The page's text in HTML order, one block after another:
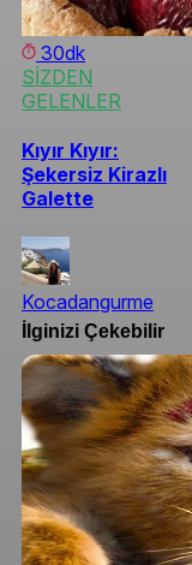
30dk
SİZDEN
GELENLER
Kıyır Kıyır:
Şekersiz Kirazlı
Galette
Kocadangurme